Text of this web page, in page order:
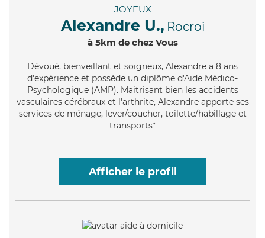
JOYEUX
Alexandre U., Rocroi
à 5km de chez Vous
Dévoué, bienveillant et soigneux, Alexandre a 8 ans
d'expérience et possède un diplôme d'Aide Médico-
Psychologique (AMP). Maitrisant bien les accidents
vasculaires cérébraux et l'arthrite, Alexandre apporte ses
services de ménage, lever/coucher, toilette/habillage et
transports*
Afficher le profil